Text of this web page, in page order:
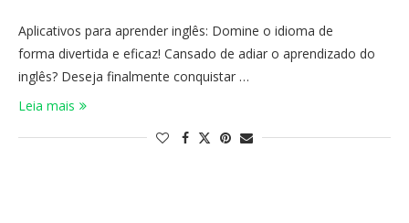
Aplicativos para aprender inglês: Domine o idioma de
forma divertida e eficaz! Cansado de adiar o aprendizado do
inglês? Deseja finalmente conquistar …
Leia mais